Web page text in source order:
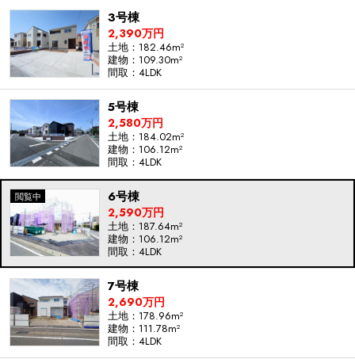
3号棟
2,390万円
土地：182.46m²
建物：109.30m²
間取：4LDK
5号棟
2,580万円
土地：184.02m²
建物：106.12m²
間取：4LDK
6号棟
2,590万円
土地：187.64m²
建物：106.12m²
間取：4LDK
7号棟
2,690万円
土地：178.96m²
建物：111.78m²
間取：4LDK